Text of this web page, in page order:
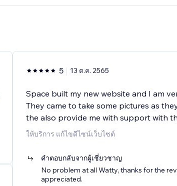
5 13 ต.ค. 2565
Space built my new website and I am
They came to take some pictures as
the also provide me with support with
ให้บริการ แก้ไขดีไซน์เว็บไซต์
คำตอบกลับจากผู้เชี่ยวชาญ
No problem at all Watty, thanks for the
appreciated.